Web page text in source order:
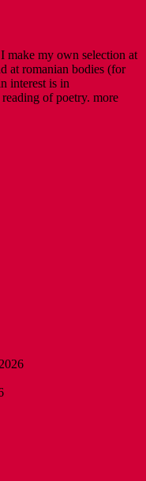
make my own selection at
at romanian bodies (for
interest is in
of poetry. more